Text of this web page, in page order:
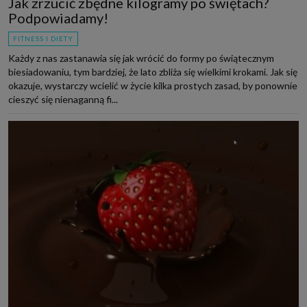
Podpowiadamy!
FITNESS I DIETY
Każdy z nas zastanawia się jak wrócić do formy po świątecznym
biesiadowaniu, tym bardziej, że lato zbliża się wielkimi krokami. Jak się
okazuje, wystarczy wcielić w życie kilka prostych zasad, by ponownie
cieszyć się nienaganną fi...